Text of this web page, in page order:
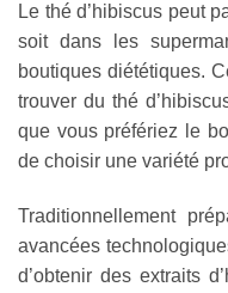
Le thé d’hibiscus peut
soit dans les
boutiques diététiques.
trouver du thé
que vous préfériez le
de choisir une variété
Traditionnellement
avancées
d’obtenir des extraits